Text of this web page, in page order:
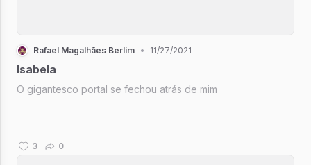
Rafael Magalhães Berlim • 11/27/2021
Isabela
O gigantesco portal se fechou atrás de mim
3 0